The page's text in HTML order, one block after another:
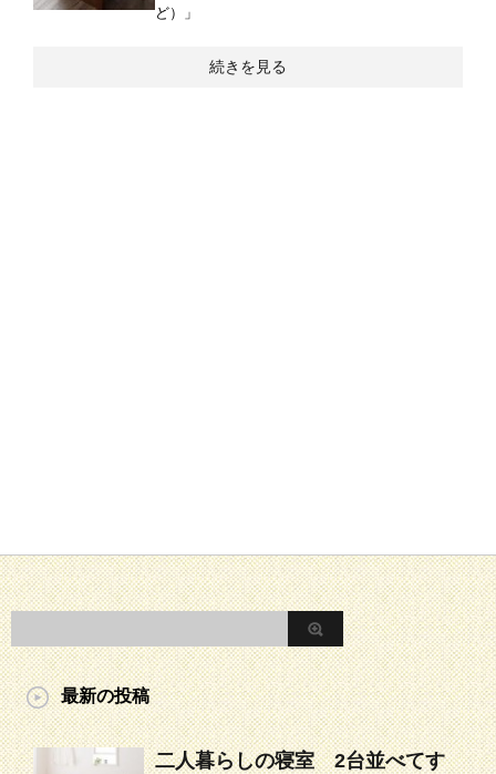
ど）」
続きを見る
最新の投稿
二人暮らしの寝室 2台並べてす